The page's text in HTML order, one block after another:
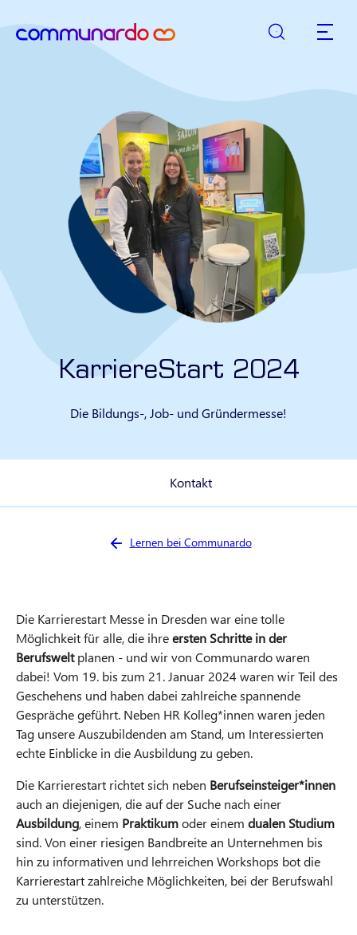
Suche
KarriereStart 2024
Die Bildungs-, Job- und Gründermesse!
Kontakt
Sie sind hier:
Lernen bei Communardo
Die Karrierestart Messe in Dresden war eine tolle
Möglichkeit für alle, die ihreersten Schritte in der
Berufsweltplanen - und wir von Communardo waren
dabei! Vom 19. bis zum 21. Januar 2024 waren wir Teil des
Geschehens und haben dabei zahlreiche spannende
Gespräche geführt. Neben HR Kolleg*innen waren jeden
Tag unsere Auszubildenden am Stand, um Interessierten
echte Einblicke in die Ausbildung zu geben.
Die Karrierestart richtet sich neben Berufseinsteiger*innen
auch an diejenigen, die auf der Suche nach einer
Ausbildung, einem Praktikumoder einem dualen Studium
sind. Von einer riesigen Bandbreite an Unternehmen bis
hin zu informativen und lehrreichen Workshops bot die
Karrierestart zahlreiche Möglichkeiten, bei der Berufswahl
zu unterstützen.